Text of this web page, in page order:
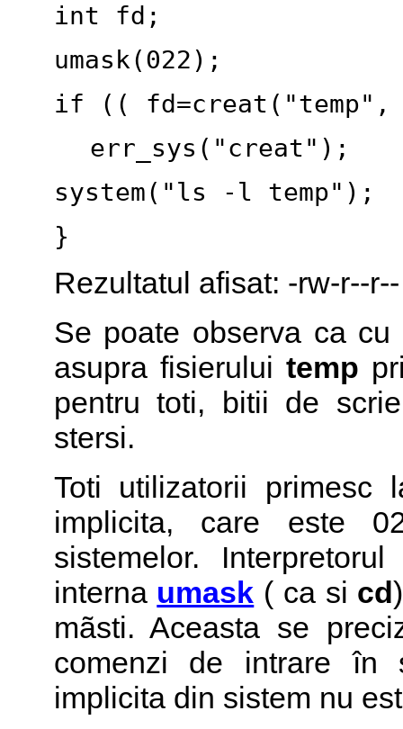
int fd;
umask(022);
if (( fd=creat("temp",
err_sys("creat");
system("ls -l temp");
}
Rezultatul afisat: -rw-r--
Se poate observa ca
asupra fisierului temp
pentru toti, bitii de
stersi.
Toti utilizatorii primesc
implicita, care este
sistemelor.
interna umask ( ca si cd
mãsti. Aceasta se
comenzi de intrare în
implicita din sistem nu